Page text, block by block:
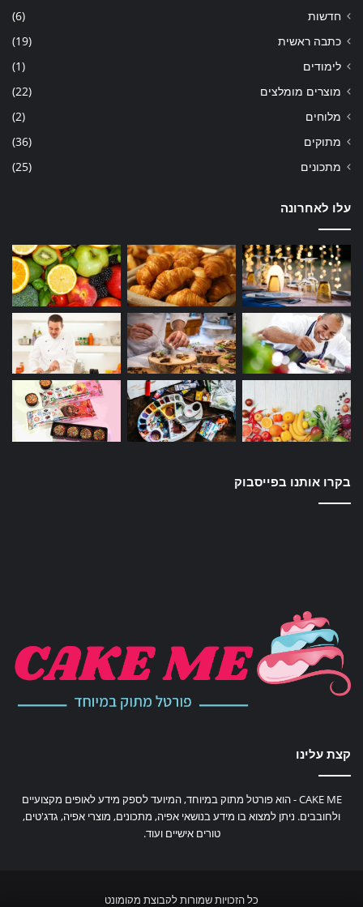
חדשות
(6)
כתבה ראשית
(19)
לימודים
(1)
מוצרים מומלצים
(22)
מלוחים
(2)
מתוקים
(36)
מתכונים
(25)
עלו לאחרונה
בקרו אותנו בפייסבוק
קצת עלינו
CAKE ME - הוא פורטל מתוק במיוחד, המיועד לספק מידע לאופים מקצועיים
ולחובבים. ניתן למצוא בו מידע בנושאי אפיה, מתכונים, מוצרי אפיה, גדג'טים,
טורים אישיים ועוד.
כל הזכויות שמורות לקבוצת מקומונט